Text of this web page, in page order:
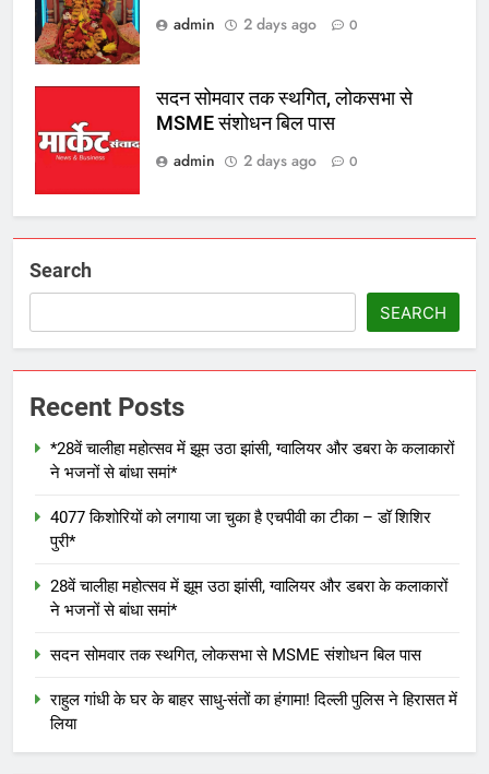
admin
2 days ago 0
सदन सोमवार तक स्थगित, लोकसभा से
MSME संशोधन बिल पास
admin
2 days ago 0
Search
SEARCH
Recent Posts
*28वें चालीहा महोत्सव में झूम उठा झांसी, ग्वालियर और डबरा के कलाकारों
ने भजनों से बांधा समां*
4077 किशोरियों को लगाया जा चुका है एचपीवी का टीका – डॉ शिशिर
पुरी*
28वें चालीहा महोत्सव में झूम उठा झांसी, ग्वालियर और डबरा के कलाकारों
ने भजनों से बांधा समां*
सदन सोमवार तक स्थगित, लोकसभा से MSME संशोधन बिल पास
राहुल गांधी के घर के बाहर साधु-संतों का हंगामा! दिल्ली पुलिस ने हिरासत में
लिया